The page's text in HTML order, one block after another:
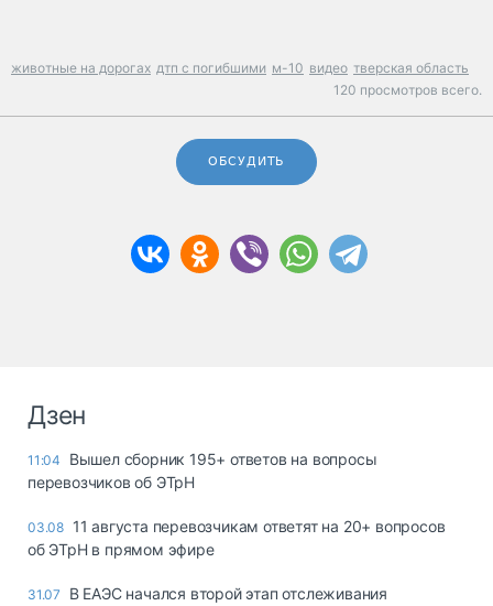
животные на дорогах дтп с погибшими м-10 видео тверская область
120 просмотров всего.
ОБСУДИТЬ
Дзен
11:04
Вышел сборник 195+ ответов на вопросы
перевозчиков об ЭТрН
03.08 11 августа перевозчикам ответят на 20+ вопросов
об ЭТрН в прямом эфире
31.07
В ЕАЭС начался второй этап отслеживания